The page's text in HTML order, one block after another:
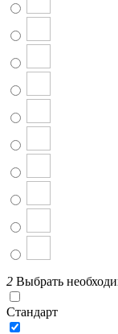
2 Выбрать
Стандарт